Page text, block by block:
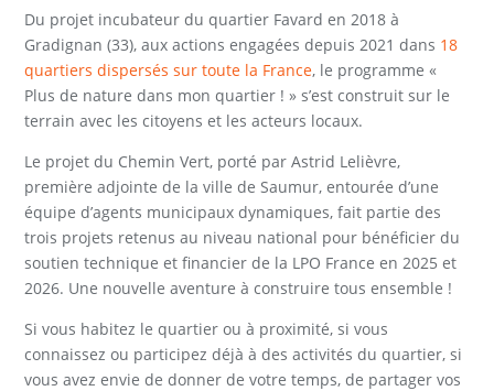
Du projet incubateur du quartier Favard en 2018 à
Gradignan (33), aux actions engagées depuis 2021 dans 18
quartiers dispersés sur toute la France, le programme «
Plus de nature dans mon quartier ! » s’est construit sur le
terrain avec les citoyens et les acteurs locaux.
Le projet du Chemin Vert, porté par Astrid Lelièvre,
première adjointe de la ville de Saumur, entourée d’une
équipe d’agents municipaux dynamiques, fait partie des
trois projets retenus au niveau national pour bénéﬁcier du
soutien technique et ﬁnancier de la LPO France en 2025 et
2026. Une nouvelle aventure à construire tous ensemble !
Si vous habitez le quartier ou à proximité, si vous
connaissez ou participez déjà à des activités du quartier, si
vous avez envie de donner de votre temps, de partager vos